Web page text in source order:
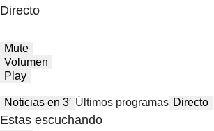
Directo
Mute
Volumen
Play
Noticias en 3′ Últimos programas Directo
Estas escuchando